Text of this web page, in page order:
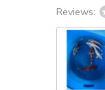
Reviews: